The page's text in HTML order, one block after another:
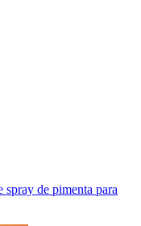
spray de pimenta para